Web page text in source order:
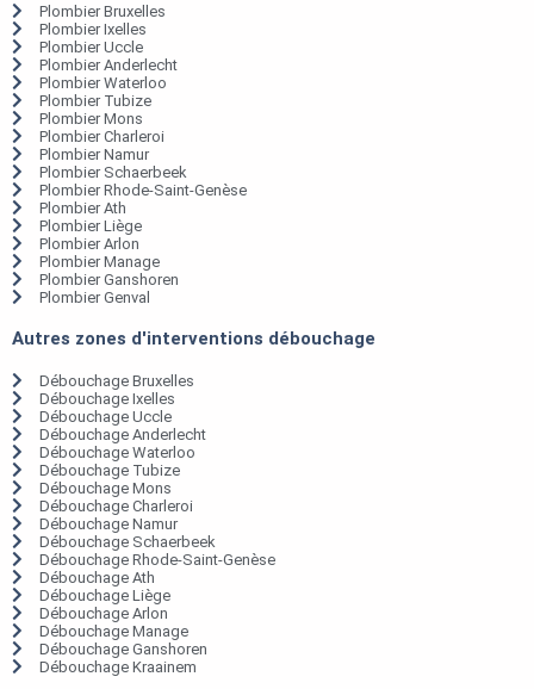
Plombier Bruxelles
Plombier Ixelles
Plombier Uccle
Plombier Anderlecht
Plombier Waterloo
Plombier Tubize
Plombier Mons
Plombier Charleroi
Plombier Namur
Plombier Schaerbeek
Plombier Rhode-Saint-Genèse
Plombier Ath
Plombier Liège
Plombier Arlon
Plombier Manage
Plombier Ganshoren
Plombier Genval
Autres zones d'interventions débouchage
Débouchage Bruxelles
Débouchage Ixelles
Débouchage Uccle
Débouchage Anderlecht
Débouchage Waterloo
Débouchage Tubize
Débouchage Mons
Débouchage Charleroi
Débouchage Namur
Débouchage Schaerbeek
Débouchage Rhode-Saint-Genèse
Débouchage Ath
Débouchage Liège
Débouchage Arlon
Débouchage Manage
Débouchage Ganshoren
Débouchage Kraainem